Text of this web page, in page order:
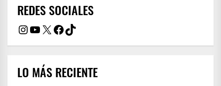
REDES SOCIALES
Instagram
YouTube
X Facebook
TikTok
LO MÁS RECIENTE